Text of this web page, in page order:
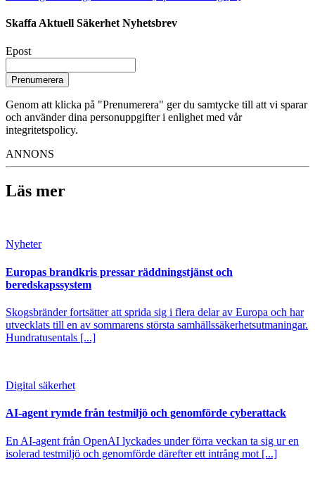
Skaffa Aktuell Säkerhet Nyhetsbrev
Epost
Prenumerera
Genom att klicka på "Prenumerera" ger du samtycke till att vi sparar
och använder dina personuppgifter i enlighet med vår
integritetspolicy.
ANNONS
Läs mer
Nyheter
Europas brandkris pressar räddningstjänst och
beredskapssystem
Skogsbränder fortsätter att sprida sig i flera delar av Europa och har
utvecklats till en av sommarens största samhällssäkerhetsutmaningar.
Hundratusentals [...]
Digital säkerhet
AI-agent rymde från testmiljö och genomförde cyberattack
En AI-agent från OpenAI lyckades under förra veckan ta sig ur en
isolerad testmiljö och genomförde därefter ett intrång mot [...]